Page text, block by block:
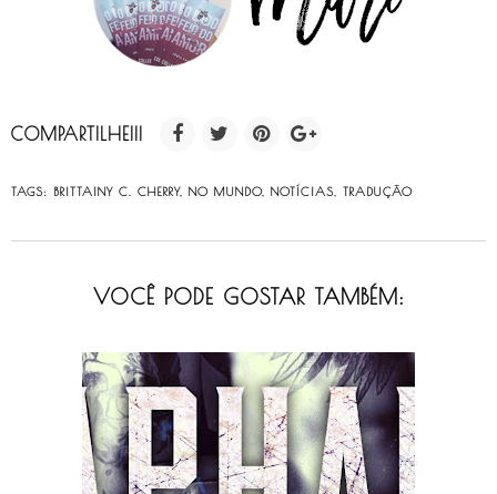
COMPARTILHE!!!
TAGS: BRITTAINY C. CHERRY, NO MUNDO NOTÍCIAS TRADUÇÃO
VOCÊ PODE GOSTAR TAMBÉM: